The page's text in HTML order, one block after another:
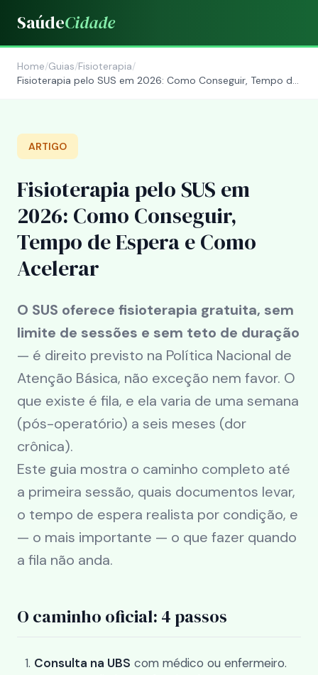
SaúdeCidade
Home/Guias/Fisioterapia/
Fisioterapia pelo SUS em 2026: Como Conseguir, Tempo de
ARTIGO
Fisioterapia pelo SUS em
2026: Como Conseguir,
Tempo de Espera e Como
Acelerar
O SUS oferece fisioterapia gratuita, sem
limite de sessões e sem teto de duração
— é direito previsto na Política Nacional de
Atenção Básica, não exceção nem favor. O
que existe é fila, e ela varia de uma semana
(pós-operatório) a seis meses (dor
crônica).
Este guia mostra o caminho completo até
a primeira sessão, quais documentos levar,
o tempo de espera realista por condição, e
— o mais importante — o que fazer quando
a fila não anda.
O caminho oficial: 4 passos
Consulta na UBS com médico ou enfermeiro.